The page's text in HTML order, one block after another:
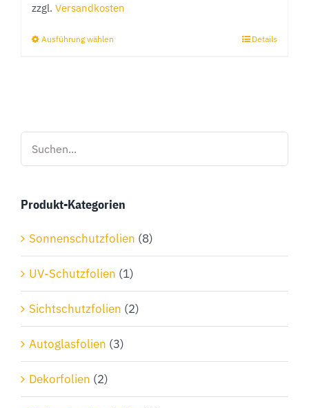
zzgl. Versandkosten
Ausführung wählen
Die
können
Produktseite
gewählt
werden
Details
Produkt-Kategorien
Sonnenschutzfolien (8)
UV-Schutzfolien (1)
Sichtschutzfolien (2)
Autoglasfolien (3)
Dekorfolien (2)